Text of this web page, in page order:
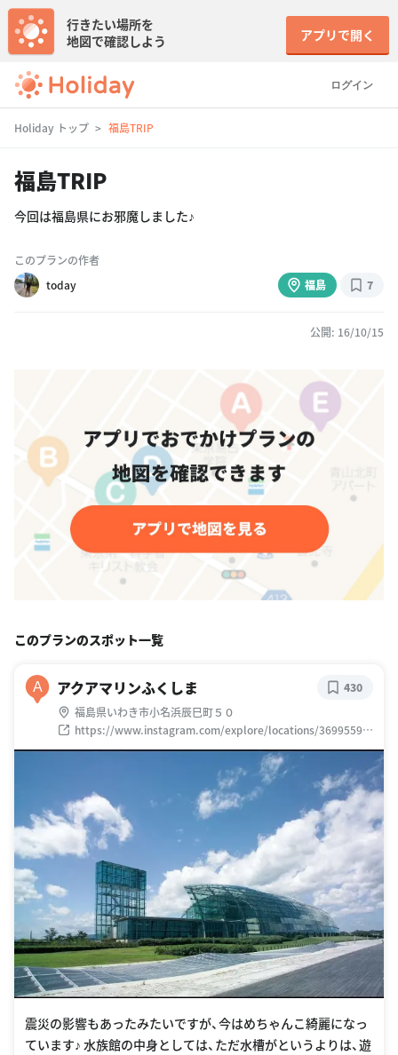
ログイン
行きたい場所を
地図で確認しよう
アプリで開く
Holiday トップ 福島TRIP
福島TRIP
今回は福島県にお邪魔しました♪
このプランの作者
today
福島 7
公開: 16/10/15
このプランのスポット一覧
A アクアマリンふくしま
福島県いわき市小名浜辰巳町５０
https://www.instagram.com/explore/locations/36995597
7
430
震災の影響もあったみたいですが、今はめちゃんこ綺麗になっ
ています♪ 水族館の中身としては、ただ水槽がというよりは、遊